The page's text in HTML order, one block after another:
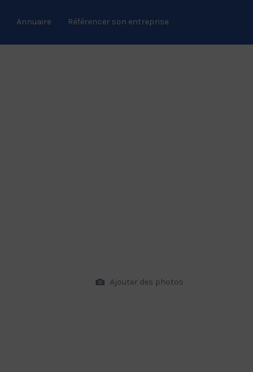
Annuaire Référencer son entreprise
Ajouter des photos